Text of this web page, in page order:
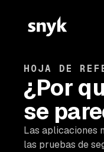
HOJA DE
¿Por
se
Las aplicaciones
las pruebas de